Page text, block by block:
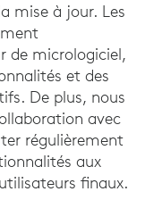
mise à jour. Les
de micrologiciel,
et des
De plus, nous
avec
régulièrement
aux
finaux.